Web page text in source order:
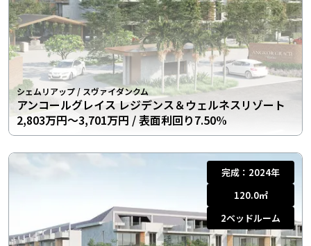
シェムリアップ/スヴァイダンクム
アンコールグレイス レジデンス＆ウェルネスリゾート
2,803万円〜3,701万円 / 表面利回り7.50%
完成： 2024年
120.0㎡
2ベッドルーム